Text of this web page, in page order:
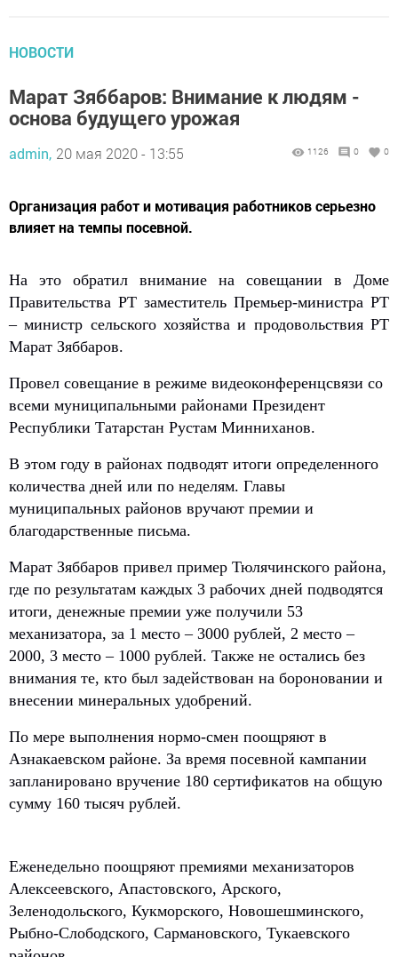
НОВОСТИ
Марат Зяббаров: Внимание к людям -
основа будущего урожая
admin, 20 мая 2020 - 13:55 1126 0 0
Организация работ и мотивация работников серьезно
влияет на темпы посевной.
На это обратил внимание на совещании в Доме
Правительства РТ заместитель Премьер-министра РТ
– министр сельского хозяйства и продовольствия РТ
Марат Зяббаров.
Провел совещание в режиме видеоконференцсвязи со
всеми муниципальными районами Президент
Республики Татарстан Рустам Минниханов.
В этом году в районах подводят итоги определенного
количества дней или по неделям. Главы
муниципальных районов вручают премии и
благодарственные письма.
Марат Зяббаров привел пример Тюлячинского района,
где по результатам каждых 3 рабочих дней подводятся
итоги, денежные премии уже получили 53
механизатора, за 1 место – 3000 рублей, 2 место –
2000, 3 место – 1000 рублей. Также не остались без
внимания те, кто был задействован на бороновании и
внесении минеральных удобрений.
По мере выполнения нормо-смен поощряют в
Азнакаевском районе. За время посевной кампании
запланировано вручение 180 сертификатов на общую
сумму 160 тысяч рублей.
Еженедельно поощряют премиями механизаторов
Алексеевского, Апастовского, Арского,
Зеленодольского, Кукморского, Новошешминского,
Рыбно-Слободского, Сармановского, Тукаевского